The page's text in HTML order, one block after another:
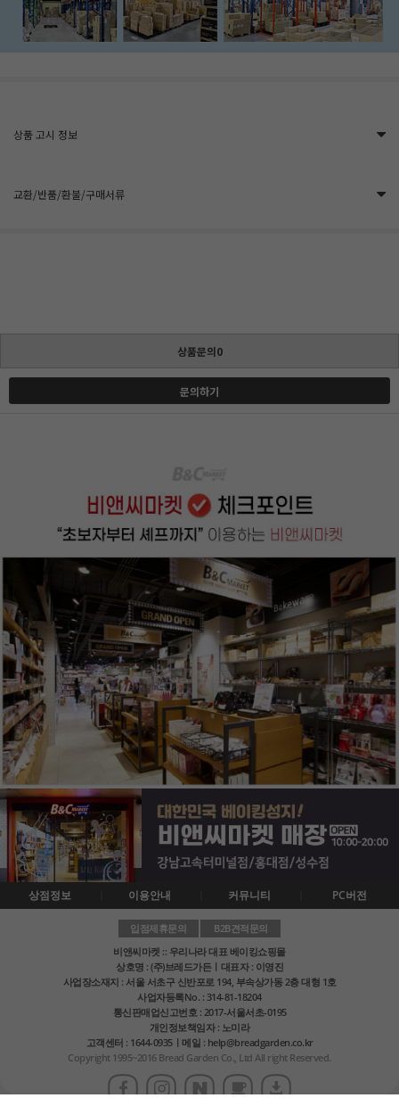
상품 고시 정보
교환/반품/환불/구매서류
상품문의0
문의하기
상점정보 이용안내 커뮤니티 PC버전
입점제휴문의
B2B견적문의
비앤씨마켓 :: 우리나라 대표 베이킹쇼핑몰
상호명 : (주)브레드가든ㅣ대표자 : 이영진
사업장소재지 : 서울 서초구 신반포로 194, 부속상가동 2층 대형 1호
사업자등록No. : 314-81-18204
통신판매업신고번호 : 2017-서울서초-0195
개인정보책임자 : 노미라
고객센터 : 1644-0935ㅣ메일 : help@breadgarden.co.kr
Copyright 1995~2016 Bread Garden Co., Ltd All right Reserved.